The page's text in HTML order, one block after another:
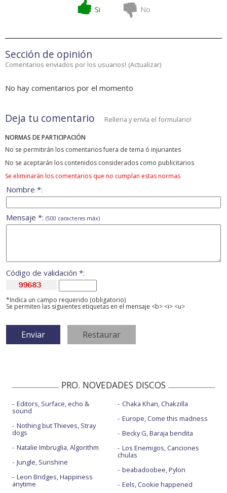
Si No
Sección de opinión
Comentarios enviados por los usuarios! (Actualizar)
No hay comentarios por el momento
Deja tu comentario Rellena y envía el formulario!
NORMAS DE PARTICIPACIÓN
No se permitirán los comentarios fuera de tema ó injuriantes
No se aceptarán los contenidos considerados como publicitarios
Se eliminarán los comentarios que no cumplan estas normas
Nombre *:
Mensaje *: (500 caracteres máx)
Código de validación *:
*Indica un campo requerido (obligatorio)
Se permiten las siguientes etiquetas en el mensaje <b> <i> <u>
PRO. NOVEDADES DISCOS
Editors, Surface, echo &
sound
Nothing but Thieves, Stray
dogs
Natalie Imbruglia, Algorithm
Jungle, Sunshine
Leon Bridges, Happiness
anytime
Chaka Khan, Chakzilla
Europe, Come this madness
Becky G, Baraja bendita
Los Enemigos, Canciones
chulas
beabadoobee, Pylon
Eels, Cookie happened